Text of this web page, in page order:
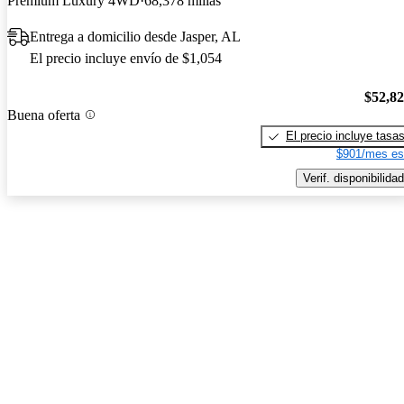
Entrega a domicilio desde Jasper, AL
El precio incluye envío de $1,054
Buena oferta
El precio incluye tasas
$901/mes
Verif. disponibilidad